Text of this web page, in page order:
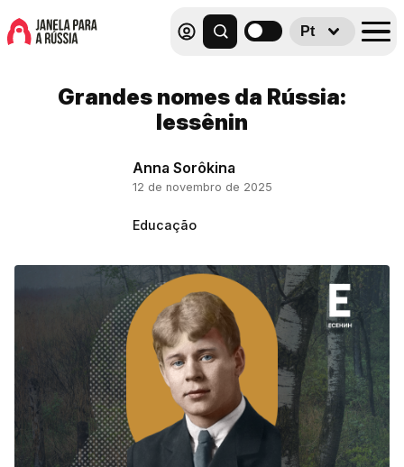
Pt
Grandes nomes da Rússia:
Iessênin
Anna Sorôkina
12 de novembro de 2025
Educação